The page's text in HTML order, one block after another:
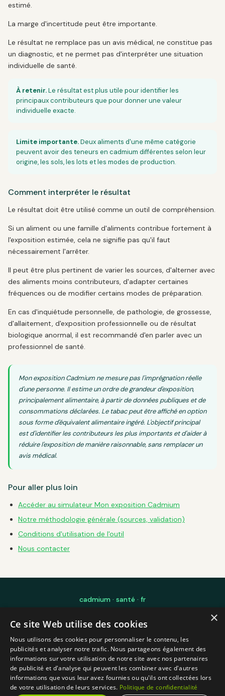
estimé.
La marge d'incertitude peut être importante.
Le résultat ne remplace pas un avis médical, ne constitue pas
un diagnostic, et ne permet pas d'interpréter une situation
individuelle de santé.
À retenir.Le résultat est plus utile pour identifier les
principaux contributeurs que pour donner une valeur
individuelle exacte.
Limite importante.Deux aliments d'une même catégorie
peuvent avoir des teneurs en cadmium différentes selon leur
origine, les sols, les lots et les modes de production.
Comment interpréter le résultat
Le résultat doit être utilisé comme un outil de compréhension.
Si un aliment ou une famille d'aliments contribue fortement à
l'exposition estimée, cela ne signifie pas qu'il faut
nécessairement l'arrêter.
Il peut être plus pertinent de varier les sources, d'alterner avec
des aliments moins contributeurs, d'adapter certaines
fréquences ou de modifier certains modes de préparation.
En cas d'inquiétude personnelle, de pathologie, de grossesse,
d'allaitement, d'exposition professionnelle ou de résultat
biologique anormal, il est recommandé d'en parler avec un
professionnel de santé.
Mon exposition Cadmium ne mesure pas l'imprégnation réelle
d'une personne. Il estime un ordre de grandeur d'exposition,
principalement alimentaire, à partir de données publiques et de
consommations déclarées. Le tabac peut être affiché en option
sous forme d'équivalent alimentaire ingéré. L'objectif principal
est d'identifier les contributeurs les plus importants et d'aider à
réduire l'exposition de manière raisonnable, sans remplacer un
avis médical.
Pour aller plus loin
Accéder au simulateur Mon exposition Cadmium
Notre méthodologie générale (sources, validation)
Conditions d'utilisation de l'outil
Nous contacter
cadmium · santé · fr
l'éducation — Toulouse, France
BlogFAQMon exposition CadmiumÀ proposMéthodologie
Mentions légalesContactCGUConfidentialité
Propulsé par SupZen
— plateforme IA de gestion et de valorisation de sujets
scientifiques complexes
© 2026 cadmium-sante.fr — Information générale, non médicale
×
Ce site Web utilise des cookies
Nous utilisons des cookies pour personnaliser le contenu, les
publicités et analyser notre trafic. Nous partageons également des
informations sur votre utilisation de notre site avec nos partenaires
de publicité et d'analyse qui peuvent les combiner avec d'autres
informations que vous leur avez fournies ou qu'ils ont collectées lors
de votre utilisation de leurs services. Politique de confidentialité